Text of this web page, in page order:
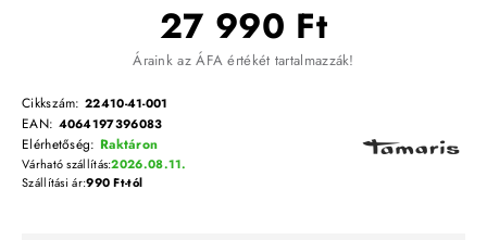
27 990 Ft
Áraink az ÁFA értékét tartalmazzák!
Cikkszám: 22410-41-001
EAN: 4064197396083
Elérhetőség: Raktáron
Várható szállítás:2026.08.11.
Szállítási ár:990 Ft-tól